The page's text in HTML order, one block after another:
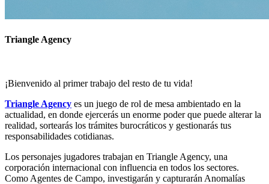
Triangle Agency
¡Bienvenido al primer trabajo del resto de tu vida!
Triangle Agency es un juego de rol de mesa ambientado en la
actualidad, en donde ejercerás un enorme poder que puede alterar la
realidad, sortearás los trámites burocráticos y gestionarás tus
responsabilidades cotidianas.
Los personajes jugadores trabajan en Triangle Agency, una
corporación internacional con influencia en todos los sectores.
Como Agentes de Campo, investigarán y capturarán Anomalías